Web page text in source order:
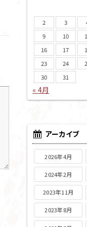
2
3
9
10
16
17
23
24
30
31
« 4月
アーカイブ
2026年4月
2024年2月
2023年11月
2023年8月